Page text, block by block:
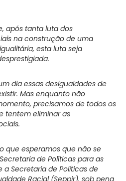
após tanta luta dos
na construção de uma
esta luta seja
dia essas desigualdades de
Mas enquanto não
precisamos de todos os
tentem eliminar as
que esperamos que não se
de Políticas para as
a Secretaria de Políticas de
Racial (Seppir), sob pena